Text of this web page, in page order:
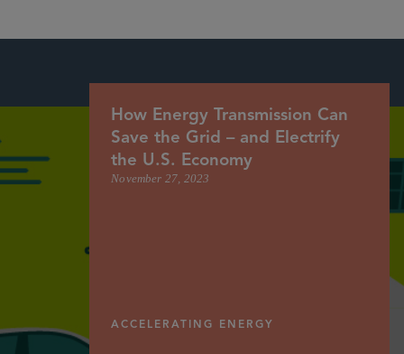
How Energy Transmission Can
Save the Grid – and Electrify
the U.S. Economy
November 27, 2023
ACCELERATING ENERGY